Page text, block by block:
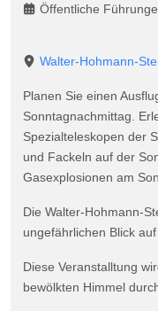
Öffentliche
Walter-Hohmann-
Planen Sie einen
Sonntagnachmittag.
Spezialteleskopen der
und Fackeln auf der
Gasexplosionen am
Die Walter-Hohmann-
ungefährlichen Blick
Diese Veranstalltung
bewölkten Himmel